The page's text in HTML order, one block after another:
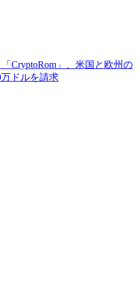
CryptoRom」、米国と欧州の
ドルを請求